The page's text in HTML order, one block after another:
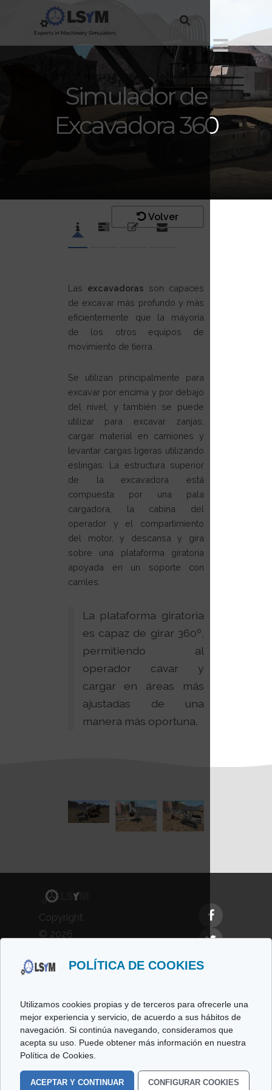
POLÍTICA DE COOKIES
Utilizamos cookies propias y de terceros para ofrecerle una
mejor experiencia y servicio, de acuerdo a sus hábitos de
navegación. Si continúa navegando, consideramos que
acepta su uso. Puede obtener más información en nuestra
Política de Cookies.
ACEPTAR Y CONTINUAR CONFIGURAR COOKIES
Simulador de
Excavadora 360
Volver
Las excavadoras son capaces
de excavar más profundo y más
eficientemente que la mayoría
de los otros equipos de
movimiento de tierra.
Se utilizan principalmente para
excavar por encima y por debajo
del nivel, y también se puede
utilizar para excavar zanjas,
cargar material en camiones y
levantar cargas ligeras utilizando
eslingas. La estructura superior
de la excavadora está
compuesta por una pala
cargadora, la cabina del
operador y el compartimiento
del motor, y descansa y gira
sobre una plataforma giratoria
apoyada en un soporte con
carriles.
La plataforma giratoria
es capaz de girar 360º,
permitiendo al
operador cavar y
cargar en áreas más
ajustadas de una
manera más oportuna.
Copyright
© 2026
Laboratorio
Simulación
y
Modelado.
All rights